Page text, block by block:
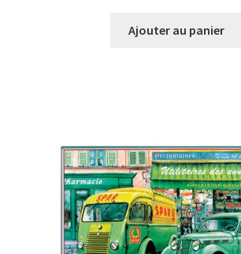
Ajouter au panier